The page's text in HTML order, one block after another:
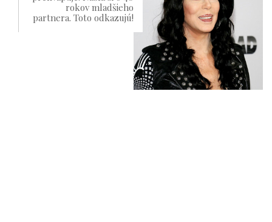
rokov mladšieho
partnera. Toto odkazujú!